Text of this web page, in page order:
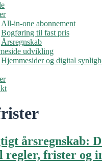
All-in-one abonnement
Bogføring til fast pris
Årsregnskab
udvikling
Hjemmesider og digital
årsregnskab:
regler, frister og